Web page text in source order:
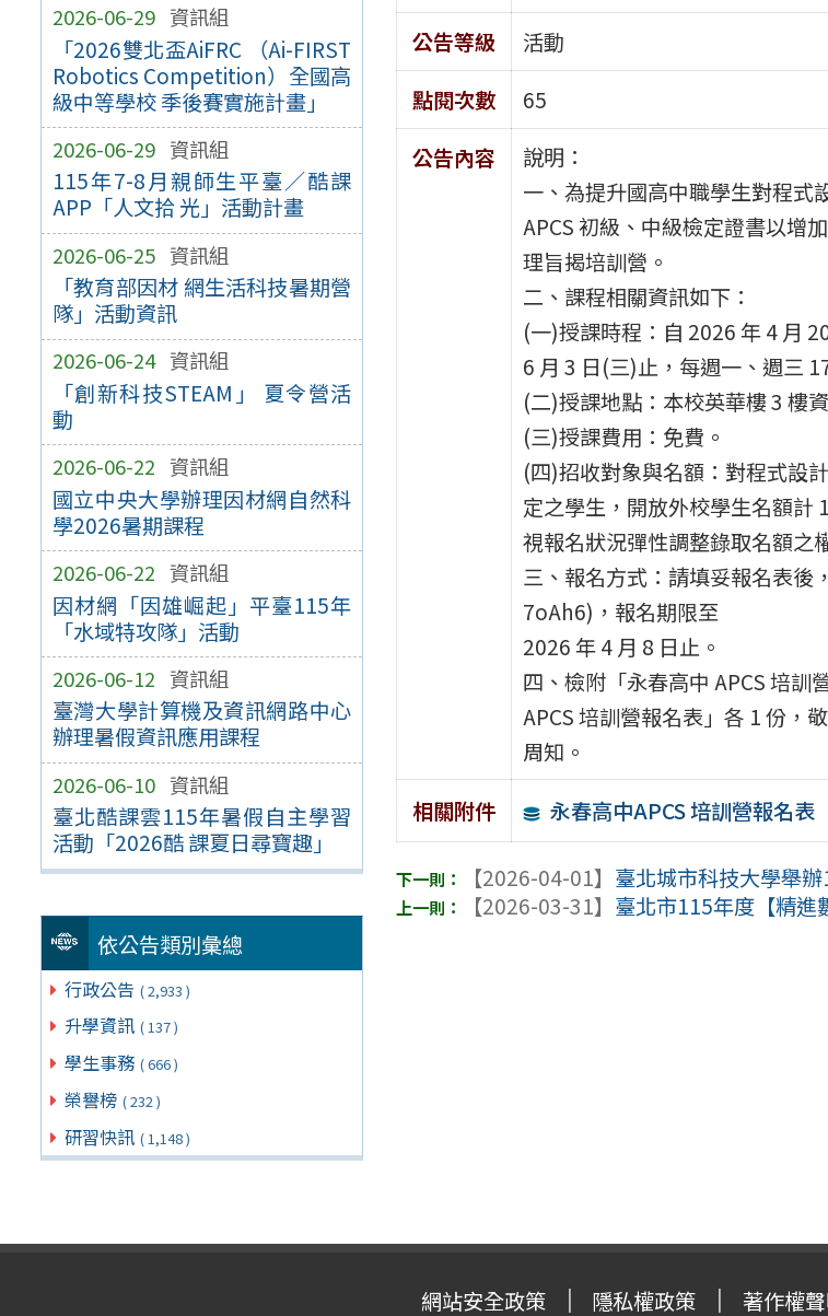
2026-06-29 資訊組
「2026雙北盃AiFRC （Ai-FIRST
Robotics Competition）全國高
級中等學校 季後賽實施計畫」
2026-06-29 資訊組
115年7-8月親師生平臺／酷課
APP「人文拾 光」活動計畫
2026-06-25 資訊組
「教育部因材 網生活科技暑期營
隊」活動資訊
2026-06-24 資訊組
「創新科技STEAM」 夏令營活
動
2026-06-22 資訊組
國立中央大學辦理因材網自然科
學2026暑期課程
2026-06-22 資訊組
因材網「因雄崛起」平臺115年
「水域特攻隊」活動
2026-06-12 資訊組
臺灣大學計算機及資訊網路中心
辦理暑假資訊應用課程
2026-06-10 資訊組
臺北酷課雲115年暑假自主學習
活動「2026酷 課夏日尋寶趣」
依公告類別彙總
行政公告 ( 2,933 )
升學資訊 ( 137 )
學生事務 ( 666 )
榮譽榜 ( 232 )
研習快訊 ( 1,148 )
公告等級
活動
點閱次數
65
公告內容
說明：
一、為提升國高中職學生對程式
APCS 初級、中級檢定證書以增
理旨揭培訓營。
二、課程相關資訊如下：
(一)授課時程：自 2026 年 4 月
6 月 3 日(三)止，每週一、週三
(二)授課地點：本校英華樓 3 樓
(三)授課費用：免費。
(四)招收對象與名額：對程式設
定之學生，開放外校學生名額計
視報名狀況彈性調整錄取名額之
三、報名方式：請填妥報名表
7oAh6)，報名期限至
2026 年 4 月 8 日止。
四、檢附「永春高中 APCS 培訓
APCS 培訓營報名表」各 1 份，
周知。
相關附件
永春高中APCS 培訓營報名表
【2026-04-01】 臺北城市科技大學舉
【2026-03-31】 臺北市115年度【精進
網站安全政策 隱私權政策 著作權